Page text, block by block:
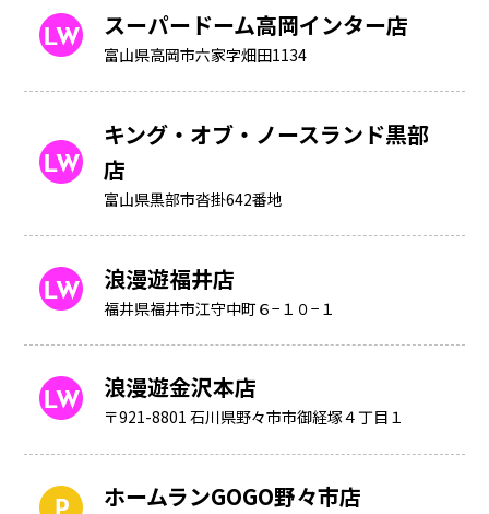
スーパードーム高岡インター店
富山県高岡市六家字畑田1134
キング・オブ・ノースランド黒部
店
富山県黒部市沓掛642番地
浪漫遊福井店
福井県福井市江守中町６−１０−１
浪漫遊金沢本店
〒921-8801 石川県野々市市御経塚４丁目１
ホームランGOGO野々市店